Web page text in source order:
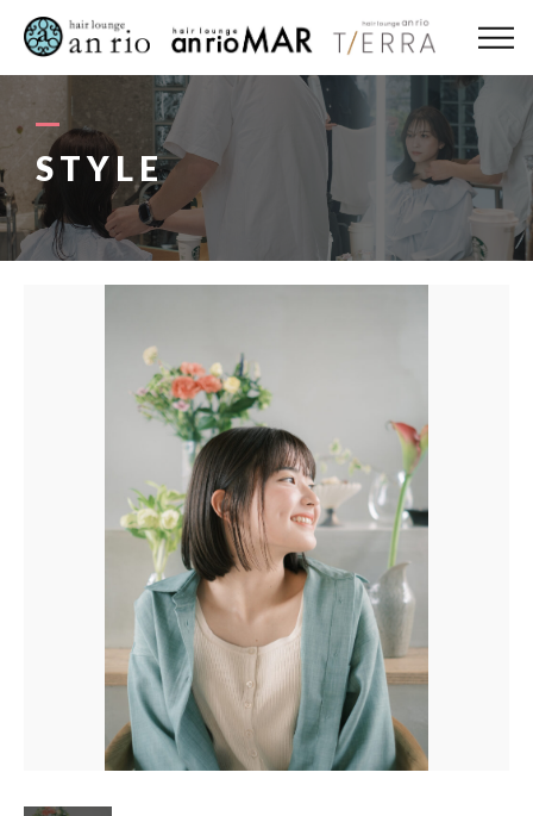
STYLE
ABOUT US
STAFF〈an rio〉
STAFF〈anrio MAR〉
STAFF〈anrio TIERRA〉
RECRUIT 求人・採用
BLOG
ACCESS
CONTACT